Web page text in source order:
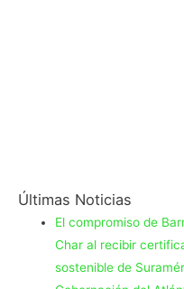
Últimas Noticias
El compromiso de
Char al recibir
sostenible de